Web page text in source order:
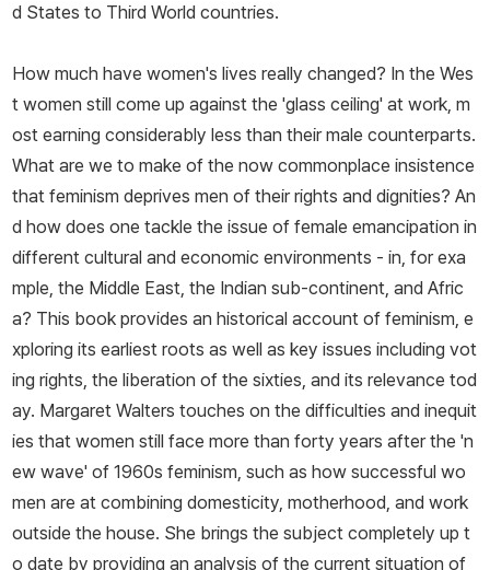
d States to Third World countries.
How much have women's lives really changed? In the Wes
t women still come up against the 'glass ceiling' at work, m
ost earning considerably less than their male counterparts.
What are we to make of the now commonplace insistence
that feminism deprives men of their rights and dignities? An
d how does one tackle the issue of female emancipation in
different cultural and economic environments - in, for exa
mple, the Middle East, the Indian sub-continent, and Afric
a? This book provides an historical account of feminism, e
xploring its earliest roots as well as key issues including vot
ing rights, the liberation of the sixties, and its relevance tod
ay. Margaret Walters touches on the difficulties and inequit
ies that women still face more than forty years after the 'n
ew wave' of 1960s feminism, such as how successful wo
men are at combining domesticity, motherhood, and work
outside the house. She brings the subject completely up t
o date by providing an analysis of the current situation of